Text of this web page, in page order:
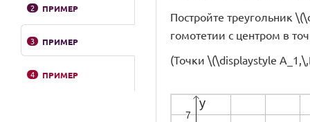
2 ПРИМЕР
3 ПРИМЕР
4 ПРИМЕР
Постройте треугольник
гомотетии с центром в
(Точки \(\displaystyle
Segment
Segment
Segment
Segment
Segment
Segment
Triangle